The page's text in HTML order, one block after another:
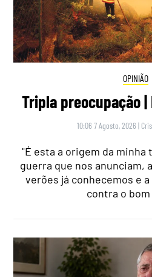
OPINIÃO
Tripla preocupação |
10:06 7 Agosto, 2026 |
"É esta a origem da minha
guerra que nos anunciam,
verões já conhecemos e
contra o